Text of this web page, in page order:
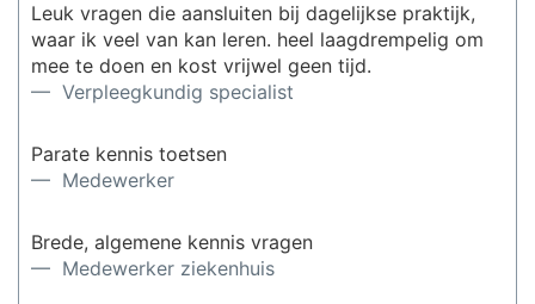
Leuk vragen die aansluiten bij dagelijkse praktijk,
waar ik veel van kan leren. heel laagdrempelig om
mee te doen en kost vrijwel geen tijd.
— Verpleegkundig specialist
Parate kennis toetsen
— Medewerker
Brede, algemene kennis vragen
— Medewerker ziekenhuis